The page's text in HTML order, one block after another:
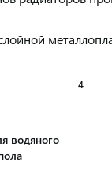
водяного
4